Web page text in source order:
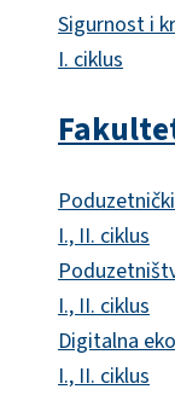
Sigurnost i
I. ciklus
I., II. ciklus
I., II. ciklus
Digitalna
I., II. ciklus